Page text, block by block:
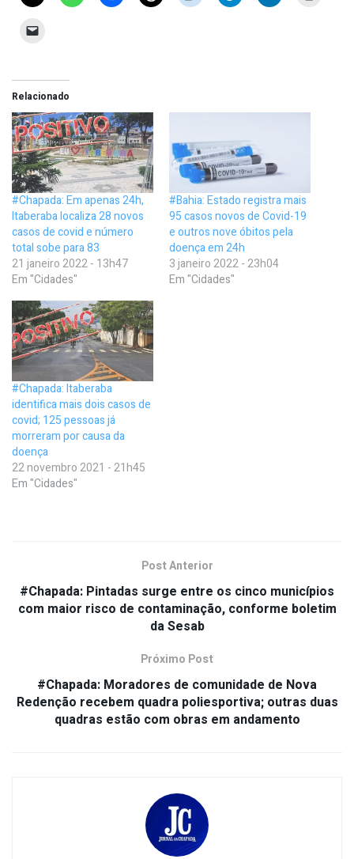
Relacionado
#Chapada: Em apenas 24h,
Itaberaba localiza 28 novos
casos de covid e número
total sobe para 83
21 janeiro 2022 - 13h47
Em "Cidades"
#Bahia: Estado registra mais
95 casos novos de Covid-19
e outros nove óbitos pela
doença em 24h
3 janeiro 2022 - 23h04
Em "Cidades"
#Chapada: Itaberaba
identifica mais dois casos de
covid; 125 pessoas já
morreram por causa da
doença
22 novembro 2021 - 21h45
Em "Cidades"
Post Anterior
#Chapada: Pintadas surge entre os cinco municípios
com maior risco de contaminação, conforme boletim
da Sesab
Próximo Post
#Chapada: Moradores de comunidade de Nova
Redenção recebem quadra poliesportiva; outras duas
quadras estão com obras em andamento